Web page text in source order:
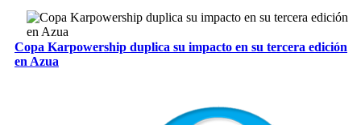
Copa Karpowership duplica su impacto en su tercera edición
en Azua